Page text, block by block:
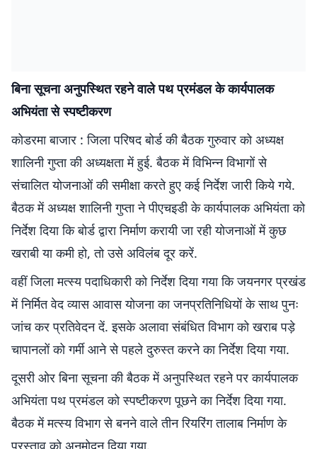
बिना सूचना अनुपस्थित रहने वाले पथ प्रमंडल के कार्यपालक
अभियंता से स्पष्टीकरण
कोडरमा बाजार : जिला परिषद बोर्ड की बैठक गुरुवार को अध्यक्ष
शालिनी गुप्ता की अध्यक्षता में हुई. बैठक में विभिन्न विभागों से
संचालित योजनाओं की समीक्षा करते हुए कई निर्देश जारी किये गये.
बैठक में अध्यक्ष शालिनी गुप्ता ने पीएचइडी के कार्यपालक अभियंता को
निर्देश दिया कि बोर्ड द्वारा निर्माण करायी जा रही योजनाओं में कुछ
खराबी या कमी हो, तो उसे अविलंब दूर करें.
वहीं जिला मत्स्य पदाधिकारी को निर्देश दिया गया कि जयनगर प्रखंड
में निर्मित वेद व्यास आवास योजना का जनप्रतिनिधियों के साथ पुनः
जांच कर प्रतिवेदन दें. इसके अलावा संबंधित विभाग को खराब पड़े
चापानलों को गर्मी आने से पहले दुरुस्त करने का निर्देश दिया गया.
दूसरी ओर बिना सूचना की बैठक में अनुपस्थित रहने पर कार्यपालक
अभियंता पथ प्रमंडल को स्पष्टीकरण पूछने का निर्देश दिया गया.
बैठक में मत्स्य विभाग से बनने वाले तीन रियरिंग तालाब निर्माण के
प्रस्ताव को अनुमोदन दिया गया.